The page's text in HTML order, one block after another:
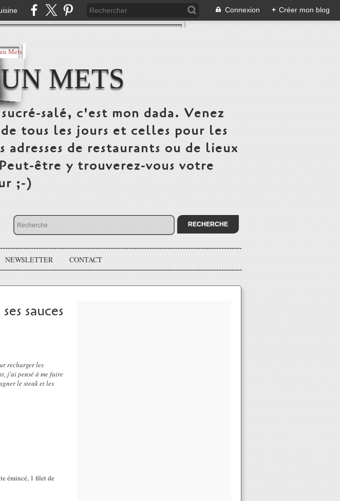
Connexion + Créer mon blog
METS
salé, c'est mon dada. Venez
tous les jours et celles pour les
adresses de restaurants ou de lieux
être y trouverez-vous votre
;-)
NEWSLETTER CONTACT
sauces
recharger les
j'ai pensé à me faire
le steak et les
émincé, 1 filet de